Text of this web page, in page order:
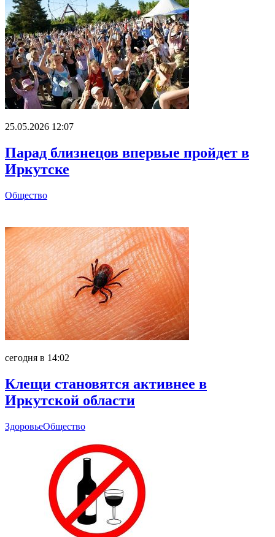
25.05.2026 12:07
Парад близнецов впервые пройдет в
Иркутске
Общество
сегодня в 14:02
Клещи становятся активнее в
Иркутской области
ЗдоровьеОбщество